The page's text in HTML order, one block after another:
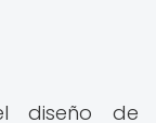
diseño de